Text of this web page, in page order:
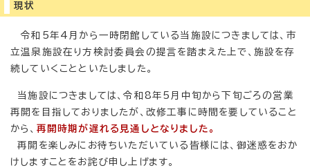
現状
令和5年4月から一時閉館している当施設につきましては、市
立温泉施設在り方検討委員会の提言を踏まえた上で、施設を存
続していくことといたしました。
当施設につきましては、令和8年5月中旬から下旬ごろの営業
再開を目指しておりましたが、改修工事に時間を要していること
から、 再開時期が遅れる見通しとなりました。
再開を楽しみにお待ちいただいている皆様には、御迷惑をおか
けしますことをお詫び申し上げます。